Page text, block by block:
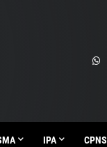
IPA CPNS